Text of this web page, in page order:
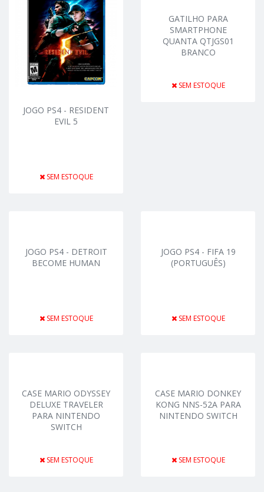
JOGO PS4 - RESIDENT
EVIL 5
SEM ESTOQUE
GATILHO PARA
SMARTPHONE
QUANTA QTJGS01
BRANCO
SEM ESTOQUE
JOGO PS4 - DETROIT
BECOME HUMAN
SEM ESTOQUE
JOGO PS4 - FIFA 19
(PORTUGUÊS)
SEM ESTOQUE
CASE MARIO ODYSSEY
DELUXE TRAVELER
PARA NINTENDO
SWITCH
SEM ESTOQUE
CASE MARIO DONKEY
KONG NNS-52A PARA
NINTENDO SWITCH
SEM ESTOQUE